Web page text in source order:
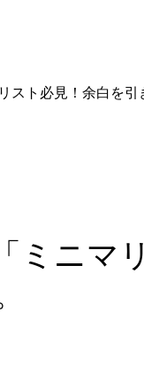
スト必見！余白を
ミニマ